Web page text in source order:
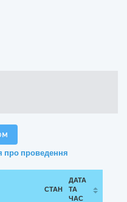
про проведення
СТАН
ДАТА
ТА
ЧАС